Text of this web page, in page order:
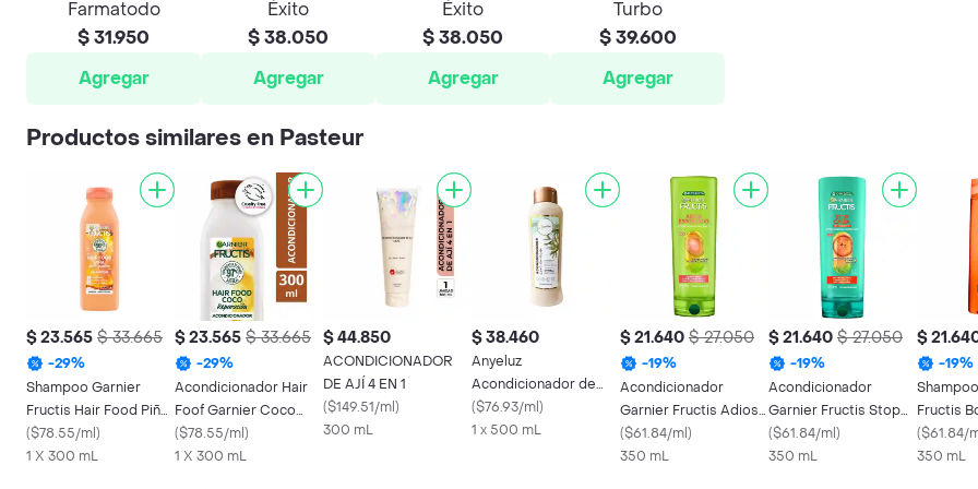
Farmatodo
$ 31.950
Agregar
Éxito
$ 38.050
Agregar
Éxito
$ 38.050
Agregar
Turbo
$ 39.600
Agregar
Productos similares en Pasteur
$ 23.565 $ 33.665
-29%
Shampoo Garnier
Fructis Hair Food Piña
Antiquiebre
($78.55/ml)
1 X 300 mL
$ 23.565 $ 33.665
-29%
Acondicionador Hair
Foof Garnier Coco
Reparación 300 mL
($78.55/ml)
1 X 300 mL
$ 44.850
ACONDICIONADOR
DE AJÍ 4 EN 1
($149.51/ml)
300 mL
$ 38.460
Anyeluz
Acondicionador de
Romero
($76.93/ml)
1 x 500 mL
$ 21.640 $ 27.050
-19%
Acondicionador
Garnier Fructis Adios
Esponjado Frasco
($61.84/ml)
350 mL
$ 21.640 $ 27.050
-19%
Acondicionador
Garnier Fructis Stop
Caida Crece Fuerte
($61.84/ml)
350 mL
$
-19%
Fructis
Daño
Frasco
($61.84/
350 mL